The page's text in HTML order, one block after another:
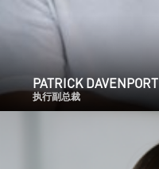
PATRICK DAVENPORT
执行副总裁